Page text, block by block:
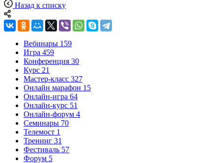
Назад к списку
Вебинары 159
Игра 459
Конференция 30
Курс 21
Мастер-класс 327
Онлайн марафон 15
Онлайн-игра 64
Онлайн-курс 51
Онлайн-форум 4
Семинары 70
Телемост 1
Тренинг 31
Фестиваль 57
Форум 5